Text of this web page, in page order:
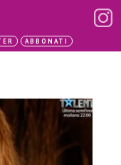
ABBONATI